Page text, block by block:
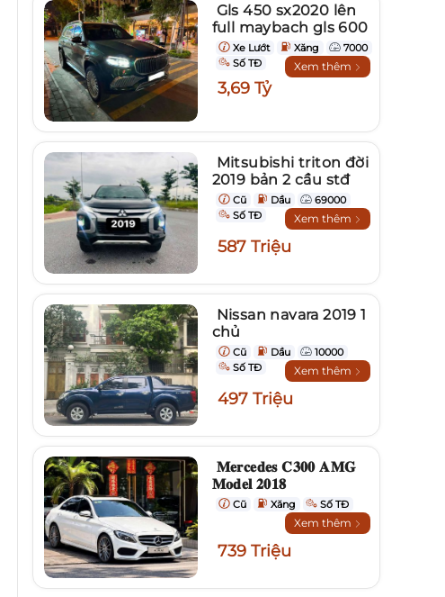
Gls 450 sx2020 lên
full maybach gls 600
Xe Lướt Xăng
7000
Số TĐ
Xem thêm
3,69 Tỷ
Mitsubishi triton đời
2019 bản 2 cầu stđ
Cũ Dầu
69000
Số TĐ
Xem thêm
587 Triệu
Nissan navara 2019 1
chủ
Cũ Dầu
10000
Số TĐ
Xem thêm
497 Triệu
𝐌𝐞𝐫𝐜𝐞𝐝𝐞𝐬 𝐂𝟑𝟎𝟎 𝐀𝐌𝐆
𝐌𝐨𝐝𝐞𝐥 𝟐𝟎𝟏𝟖
Cũ Xăng Số TĐ
Xem thêm
739 Triệu